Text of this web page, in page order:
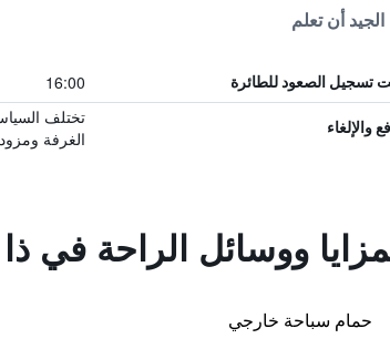
أن تعلم
تسجيل الصعود للطائرة 16:00
والإلغاء
تختلف
الغرفة
ووسائل الراحة
حمام سباحة خارجي